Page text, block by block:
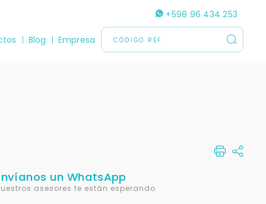
+598 96 434 253
Blog Empresa
un WhatsApp
asesores te están esperando